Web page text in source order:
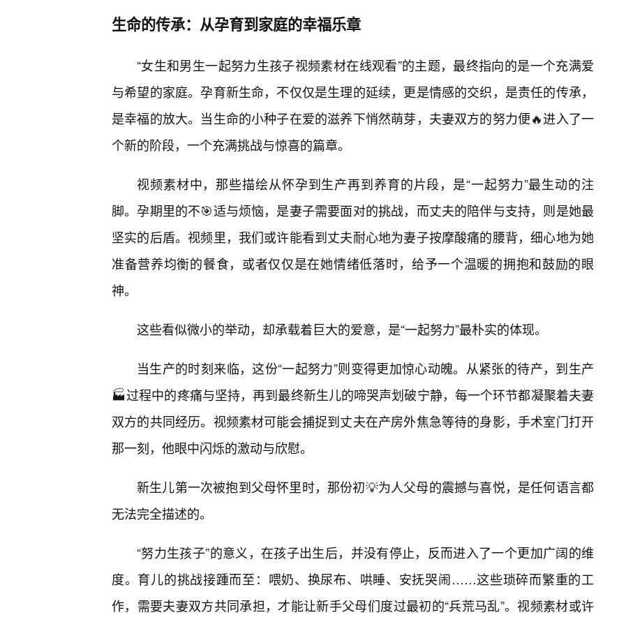
生命的传承：从孕育到家庭的幸福乐章
“女生和男生一起努力生孩子视频素材在线观看”的主题，最终指向的是一个充满爱
与希望的家庭。孕育新生命，不仅仅是生理的延续，更是情感的交织，是责任的传承，
是幸福的放大。当生命的小种子在爱的滋养下悄然萌芽，夫妻双方的努力便🔥进入了一
个新的阶段，一个充满挑战与惊喜的篇章。
视频素材中，那些描绘从怀孕到生产再到养育的片段，是“一起努力”最生动的注
脚。孕期里的不🎯适与烦恼，是妻子需要面对的挑战，而丈夫的陪伴与支持，则是她最
坚实的后盾。视频里，我们或许能看到丈夫耐心地为妻子按摩酸痛的腰背，细心地为她
准备营养均衡的餐食，或者仅仅是在她情绪低落时，给予一个温暖的拥抱和鼓励的眼
神。
这些看似微小的举动，却承载着巨大的爱意，是“一起努力”最朴实的体现。
当生产的时刻来临，这份“一起努力”则变得更加惊心动魄。从紧张的待产，到生产
🏭过程中的疼痛与坚持，再到最终新生儿的啼哭声划破宁静，每一个环节都凝聚着夫妻
双方的共同经历。视频素材可能会捕捉到丈夫在产房外焦急等待的身影，手术室门打开
那一刻，他眼中闪烁的激动与欣慰。
新生儿第一次被抱到父母怀里时，那份初💡为人父母的震撼与喜悦，是任何语言都
无法完全描述的。
“努力生孩子”的意义，在孩子出生后，并没有停止，反而进入了一个更加广阔的维
度。育儿的挑战接踵而至：喂奶、换尿布、哄睡、安抚哭闹……这些琐碎而繁重的工
作，需要夫妻双方共同承担，才能让新手父母们度过最初的“兵荒马乱”。视频素材或许